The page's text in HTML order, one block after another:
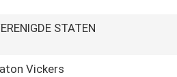
STATEN
Vickers